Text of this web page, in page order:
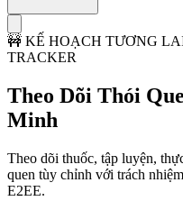
🚧 KẾ HOẠCH TƯƠNG
TRACKER
Theo Dõi Thói
Minh
Theo dõi thuốc, tập luyện,
quen tùy chỉnh với trách
E2EE.